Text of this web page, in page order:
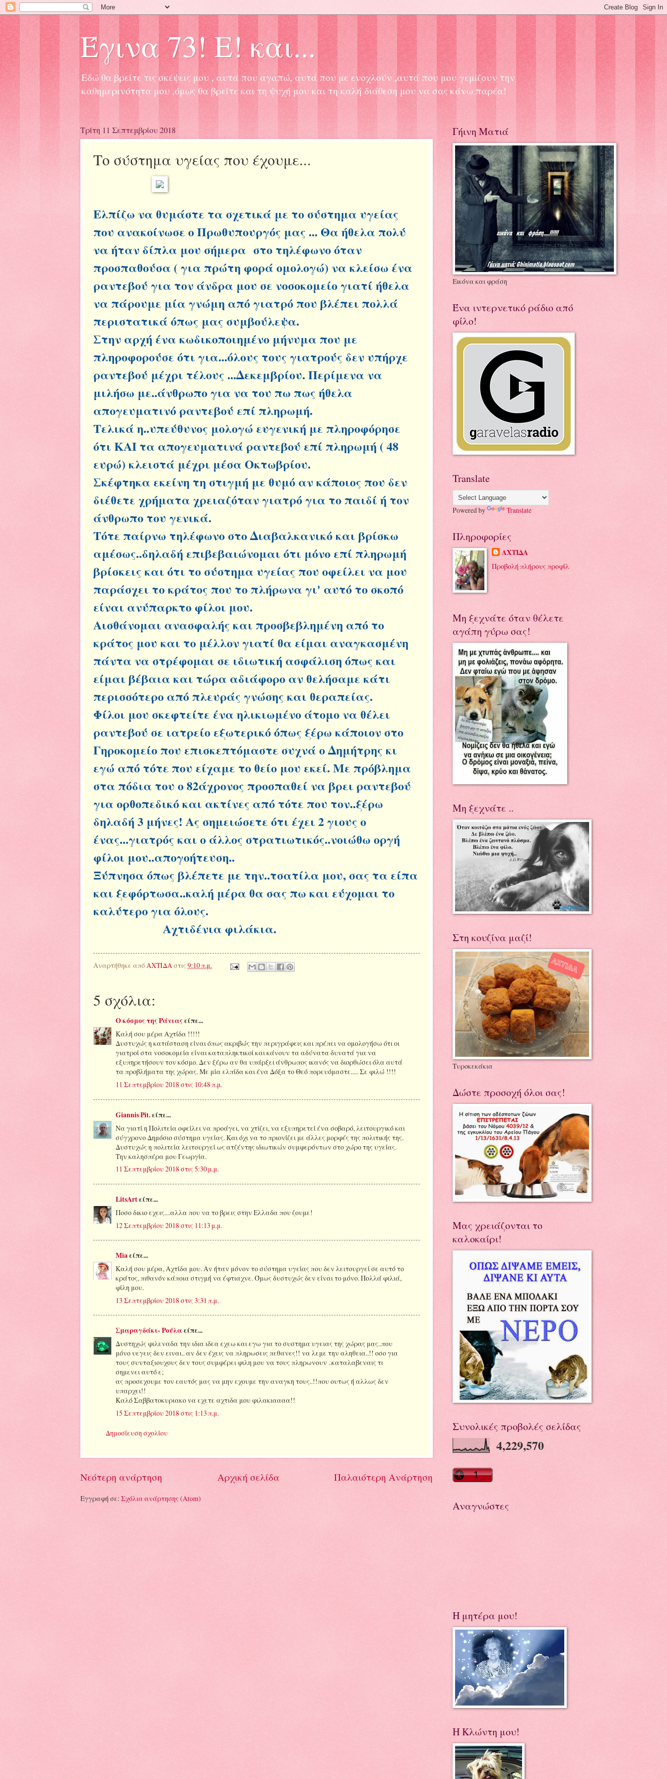
Έγινα 73! Ε! και...
Εδώ θα βρείτε τις σκέψεις μου , αυτά που αγαπώ, αυτά που με ενοχλούν ,αυτά που μου γεμίζουν την
καθημερινότητα μου ,όμως θα βρείτε και τη ψυχή μου και τη καλή διάθεση μου να σας κάνω παρέα!
Τρίτη 11 Σεπτεμβρίου 2018
Το σύστημα υγείας που έχουμε...
Ελπίζω να θυμάστε τα σχετικά με το σύστημα υγείας
που ανακοίνωσε ο Πρωθυπουργός μας ... Θα ήθελα πολύ
να ήταν δίπλα μου σήμερα στο τηλέφωνο όταν
προσπαθούσα ( για πρώτη φορά ομολογώ) να κλείσω ένα
ραντεβού για τον άνδρα μου σε νοσοκομείο γιατί ήθελα
να πάρουμε μία γνώμη από γιατρό που βλέπει πολλά
περιστατικά όπως μας συμβούλεψα.
Στην αρχή ένα κωδικοποιημένο μήνυμα που με
πληροφορούσε ότι για...όλους τους γιατρούς δεν υπήρχε
ραντεβού μέχρι τέλους ...Δεκεμβρίου. Περίμενα να
μιλήσω με..άνθρωπο για να του πω πως ήθελα
απογευματινό ραντεβού επί πληρωμή.
Τελικά η..υπεύθυνος μολογώ ευγενική με πληροφόρησε
ότι ΚΑΙ τα απογευματινά ραντεβού επί πληρωμή ( 48
ευρώ) κλειστά μέχρι μέσα Οκτωβρίου.
Σκέφτηκα εκείνη τη στιγμή με θυμό αν κάποιος που δεν
διέθετε χρήματα χρειαζόταν γιατρό για το παιδί ή τον
άνθρωπο του γενικά.
Τότε παίρνω τηλέφωνο στο Διαβαλκανικό και βρίσκω
αμέσως..δηλαδή επιβεβαιώνομαι ότι μόνο επί πληρωμή
βρίσκεις και ότι το σύστημα υγείας που οφείλει να μου
παράσχει το κράτος που το πλήρωνα γι' αυτό το σκοπό
είναι ανύπαρκτο φίλοι μου.
Αισθάνομαι ανασφαλής και προσβεβλημένη από το
κράτος μου και το μέλλον γιατί θα είμαι αναγκασμένη
πάντα να στρέφομαι σε ιδιωτική ασφάλιση όπως και
είμαι βέβαια και τώρα αδιάφορο αν θελήσαμε κάτι
περισσότερο από πλευράς γνώσης και θεραπείας.
Φίλοι μου σκεφτείτε ένα ηλικιωμένο άτομο να θέλει
ραντεβού σε ιατρείο εξωτερικό όπως ξέρω κάποιον στο
Γηροκομείο που επισκεπτόμαστε συχνά ο Δημήτρης κι
εγώ από τότε που είχαμε το θείο μου εκεί. Με πρόβλημα
στα πόδια του ο 82άχρονος προσπαθεί να βρει ραντεβού
για ορθοπεδικό και ακτίνες από τότε που τον..ξέρω
δηλαδή 3 μήνες! Ας σημειώσετε ότι έχει 2 γιους ο
ένας...γιατρός και ο άλλος στρατιωτικός..νοιώθω οργή
φίλοι μου..απογοήτευση..
Ξύπνησα όπως βλέπετε με την..τσατίλα μου, σας τα είπα
και ξεφόρτωσα..καλή μέρα θα σας πω και εύχομαι το
καλύτερο για όλους.
Αχτιδένια φιλάκια.
Αναρτήθηκε απόΑΧΤΙΔΑστις 9:10 π.μ.
5 σχόλια:
Ο κόσμος της Ράνιαςείπε...
Καλή σου μέρα Αχτίδα !!!!!
Δυστυχώς η κατάσταση είναι όπως ακριβώς την περιγράφεις και πρέπει να ομολογήσω ότι οι
γιατροί στα νοσοκομεία είναι καταπληκτικοί και κάνουν τα αδύνατα δυνατά για να
εξυπηρετήσουν τον κόσμο. Δεν ξέρω αν θα υπάρξει άνθρωπος ικανός να διορθώσει όλα αυτά
τα προβλήματα της χώρας. Με μία ελπίδα και ένα Δόξα το Θεό πορευόμαστε..... Σε φιλώ !!!!
11 Σεπτεμβρίου 2018 στις 10:48 π.μ.
Giannis Pit.είπε...
Να γιατί η Πολιτεία οφείλει να προάγει, να χτίζει, να εξυπηρετεί ένα σοβαρό, λειτουργικό και
σύγχρονο Δημόσιο σύστημα υγείας. Και όχι να το πριονίζει με άλλες μορφές της πολιτικής της.
Δυστυχώς η πολιτεία λειτουργεί ως ατζέντης ιδιωτικών συμφερόντων στο χώρο της υγείας.
Την καλησπέρα μου Γεωργία.
11 Σεπτεμβρίου 2018 στις 5:30 μ.μ.
LitsArtείπε...
Ποσο δικιο εχεις....αλλα που να το βρεις στην Ελλαδα που ζουμε!
12 Σεπτεμβρίου 2018 στις 11:13 μ.μ.
Miaείπε...
Καλή σου μέρα, Αχτίδα μου. Αν ήταν μόνον το σύστημα υγείας που δεν λειτουργεί σε αυτό το
κράτος, πιθανόν κάποια στιγμή να έφτιαχνε. Όμως δυστυχώς δεν είναι το μόνο. Πολλά φιλιά,
φίλη μου.
13 Σεπτεμβρίου 2018 στις 3:31 π.μ.
Σμαραγδάκι- Ρούλα είπε...
Δυστηχώς φιλεναδα την ιδια ιδεα εχεω και εγω για το συστημα υγειας της χώρας μας..που
μόνο υεγεις δεν ειναι.. αν δεν έχεις να πληρωσεις πεθανες!! να λεμε την αληθεια..!! οσο για
τους συνταξιουχους δεν τους συμφέρει φιλη μου να τους πληρωνουν ..καταλαβεναις τι
σημενει αυτό ε;
ας προσεχουμε τον εαυτός μας να μην εχουμε την αναγκη τους..!!που ουτως ή αλλως δεν
υπαρχει!!
Καλό Σαββατοκυριακο να εχετε αχτιδα μου φιλακιαααα!!
15 Σεπτεμβρίου 2018 στις 1:13 π.μ.
Δημοσίευση σχολίου
Νεότερη ανάρτηση Παλαιότερη Ανάρτηση
Αρχική σελίδα
Εγγραφή σε: Σχόλια ανάρτησης (Atom)
Γήινη Ματιά
Εικόνα και φράση
Ένα ιντερνετικό ράδιο από
φίλο!
Translate
Powered by Translate
Πληροφορίες
ΑΧΤΙΔΑ
Προβολή πλήρους προφίλ
Μη ξεχνάτε όταν θέλετε
αγάπη γύρω σας!
Μη ξεχνάτε ..
Στη κουζίνα μαζί!
Τυροκεκάκια
Δώστε προσοχή όλοι σας!
Μας χρειάζονται το
καλοκαίρι!
Συνολικές προβολές σελίδας
4,229,570
Αναγνώστες
Η μητέρα μου!
Η Κλώντη μου!